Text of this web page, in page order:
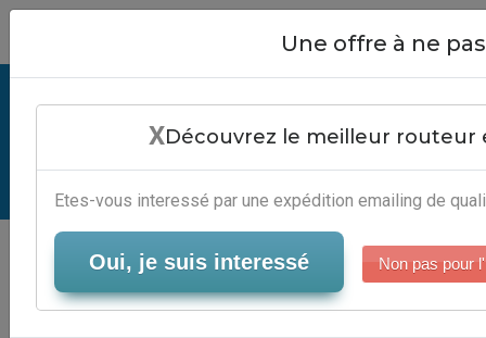
Envoi Questionnaire Par Mail -
Services B2B
Serveur-Emailing
Close
Une offre à ne
XDécouvrez le meilleur routeur
Etes-vous interessé par une expédition emailing de
Oui, je suis interessé Non pas pour